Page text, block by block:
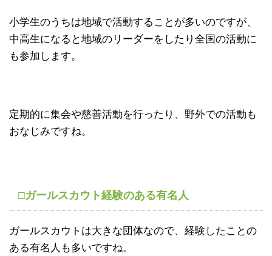
小学生のうちは地域で活動することが多いのですが、
中高生になると地域のリーダーをしたり全国の活動に
も参加します。
定期的に集会や慈善活動を行ったり、野外での活動も
おなじみですね。
□ガールスカウト経験のある有名人
ガールスカウトは大きな団体なので、経験したことの
ある有名人も多いですね。